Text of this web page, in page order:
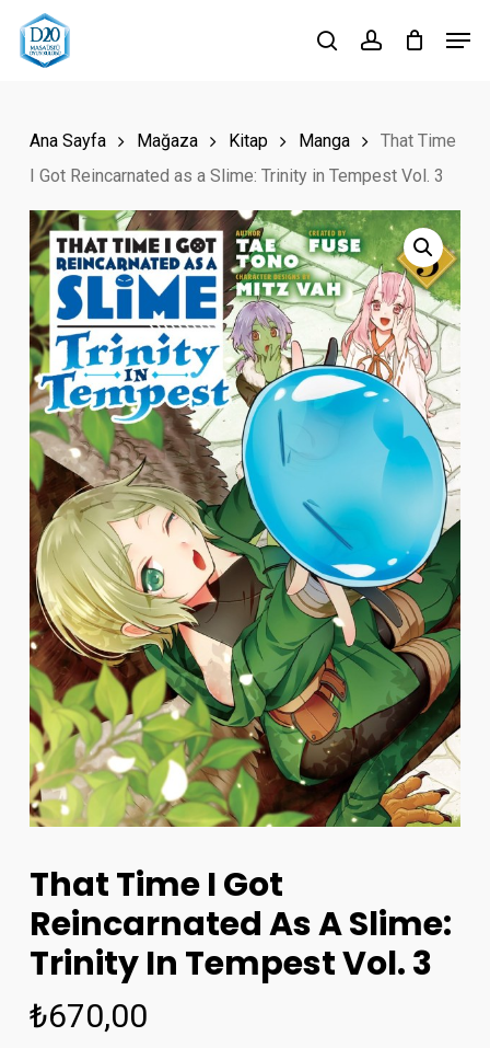
Skip
searchaccount
Ana Sayfa Mağaza Kitap Manga
That Time
I Got Reincarnated as a Slime: Trinity in Tempest Vol. 3
That Time I Got
Reincarnated As A Slime:
Trinity In Tempest Vol. 3
₺670,00